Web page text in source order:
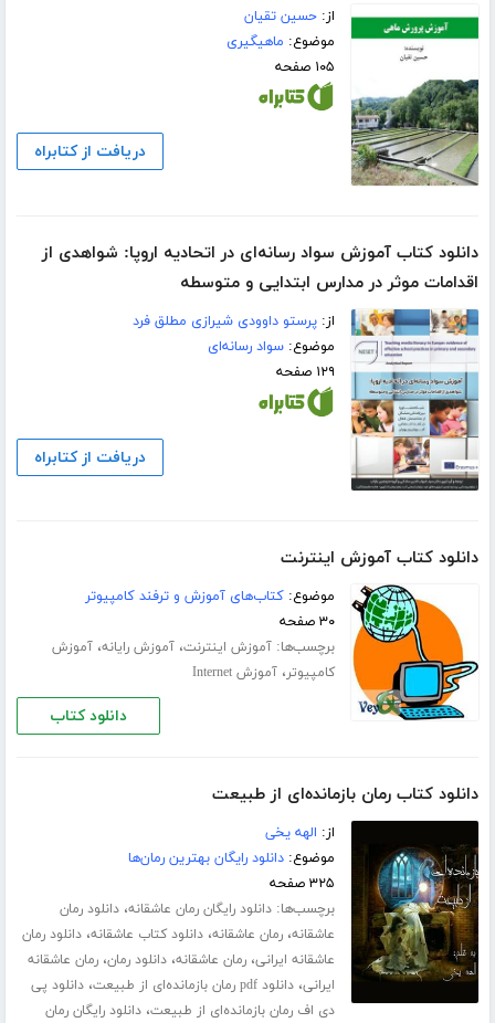
از:حسین تقیان
موضوع: ماهیگیری
۱۰۵ صفحه
دریافت از کتابراه
دانلود کتاب آموزش سواد رسانه‌ای در اتحادیه اروپا: شواهدی از
اقدامات موثر در مدارس ابتدایی و متوسطه
از:پرستو داوودی شیرازی مطلق فرد
موضوع:سواد رسانه‌ای
۱۲۹ صفحه
دریافت از کتابراه
دانلود کتاب آموزش اینترنت
موضوع:کتاب‌های آموزش و ترفند کامپیوتر
۳۰ صفحه
برچسب‌ها:آموزش اینترنت،آموزش رایانه،آموزش
کامپیوتر،آموزش Internet
دانلود کتاب
دانلود کتاب رمان بازمانده‌ای از طبیعت
از: الهه یخی
موضوع:دانلود رایگان بهترین رمان‌ها
۳۲۵ صفحه
برچسب‌ها:دانلود رایگان رمان عاشقانه،دانلود رمان
عاشقانه،رمان عاشقانه،دانلود کتاب عاشقانه،دانلود رمان
عاشقانه ایرانی،رمان عاشقانه،دانلود رمان،رمان عاشقانه
ایرانی،دانلود pdf رمان بازمانده‌ای از طبیعت ،دانلود پی
دی اف رمان بازمانده‌ای از طبیعت،دانلود رایگان رمان